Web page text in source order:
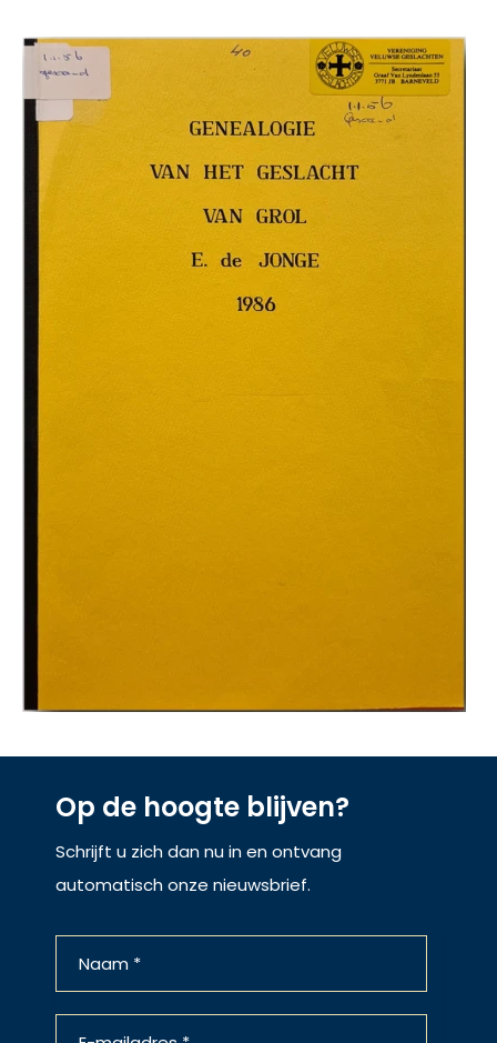
Op de hoogte blijven?
Schrijft u zich dan nu in en ontvang
automatisch onze nieuwsbrief.